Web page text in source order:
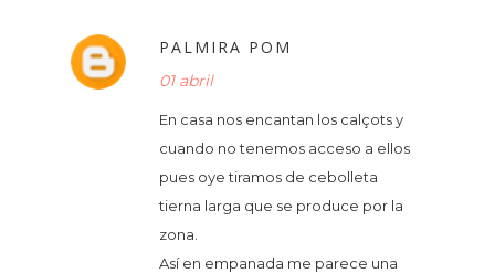
PALMIRA POM
01 abril
En casa nos encantan los calçots y
cuando no tenemos acceso a ellos
pues oye tiramos de cebolleta
tierna larga que se produce por la
zona.
Así en empanada me parece una